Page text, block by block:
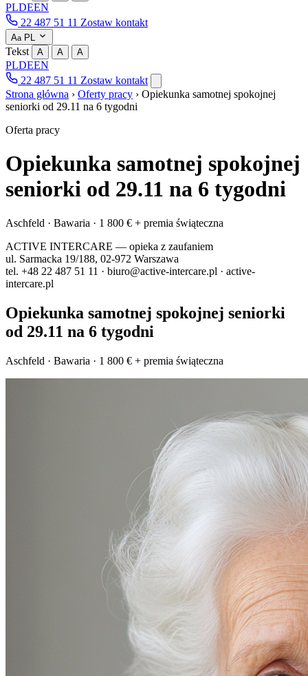
PLDEEN
22 487 51 11 Zostaw kontakt
Aa PL
Tekst A A A
PLDEEN
22 487 51 11 Zostaw kontakt
Strona główna › Oferty pracy › Opiekunka samotnej spokojnej
seniorki od 29.11 na 6 tygodni
Oferta pracy
Opiekunka samotnej spokojnej
seniorki od 29.11 na 6 tygodni
Aschfeld · Bawaria · 1 800 € + premia świąteczna
ACTIVE INTERCARE — opieka z zaufaniem
ul. Sarmacka 19/188, 02-972 Warszawa
tel. +48 22 487 51 11 · biuro@active-intercare.pl · active-
intercare.pl
Opiekunka samotnej spokojnej seniorki
od 29.11 na 6 tygodni
Aschfeld · Bawaria · 1 800 € + premia świąteczna